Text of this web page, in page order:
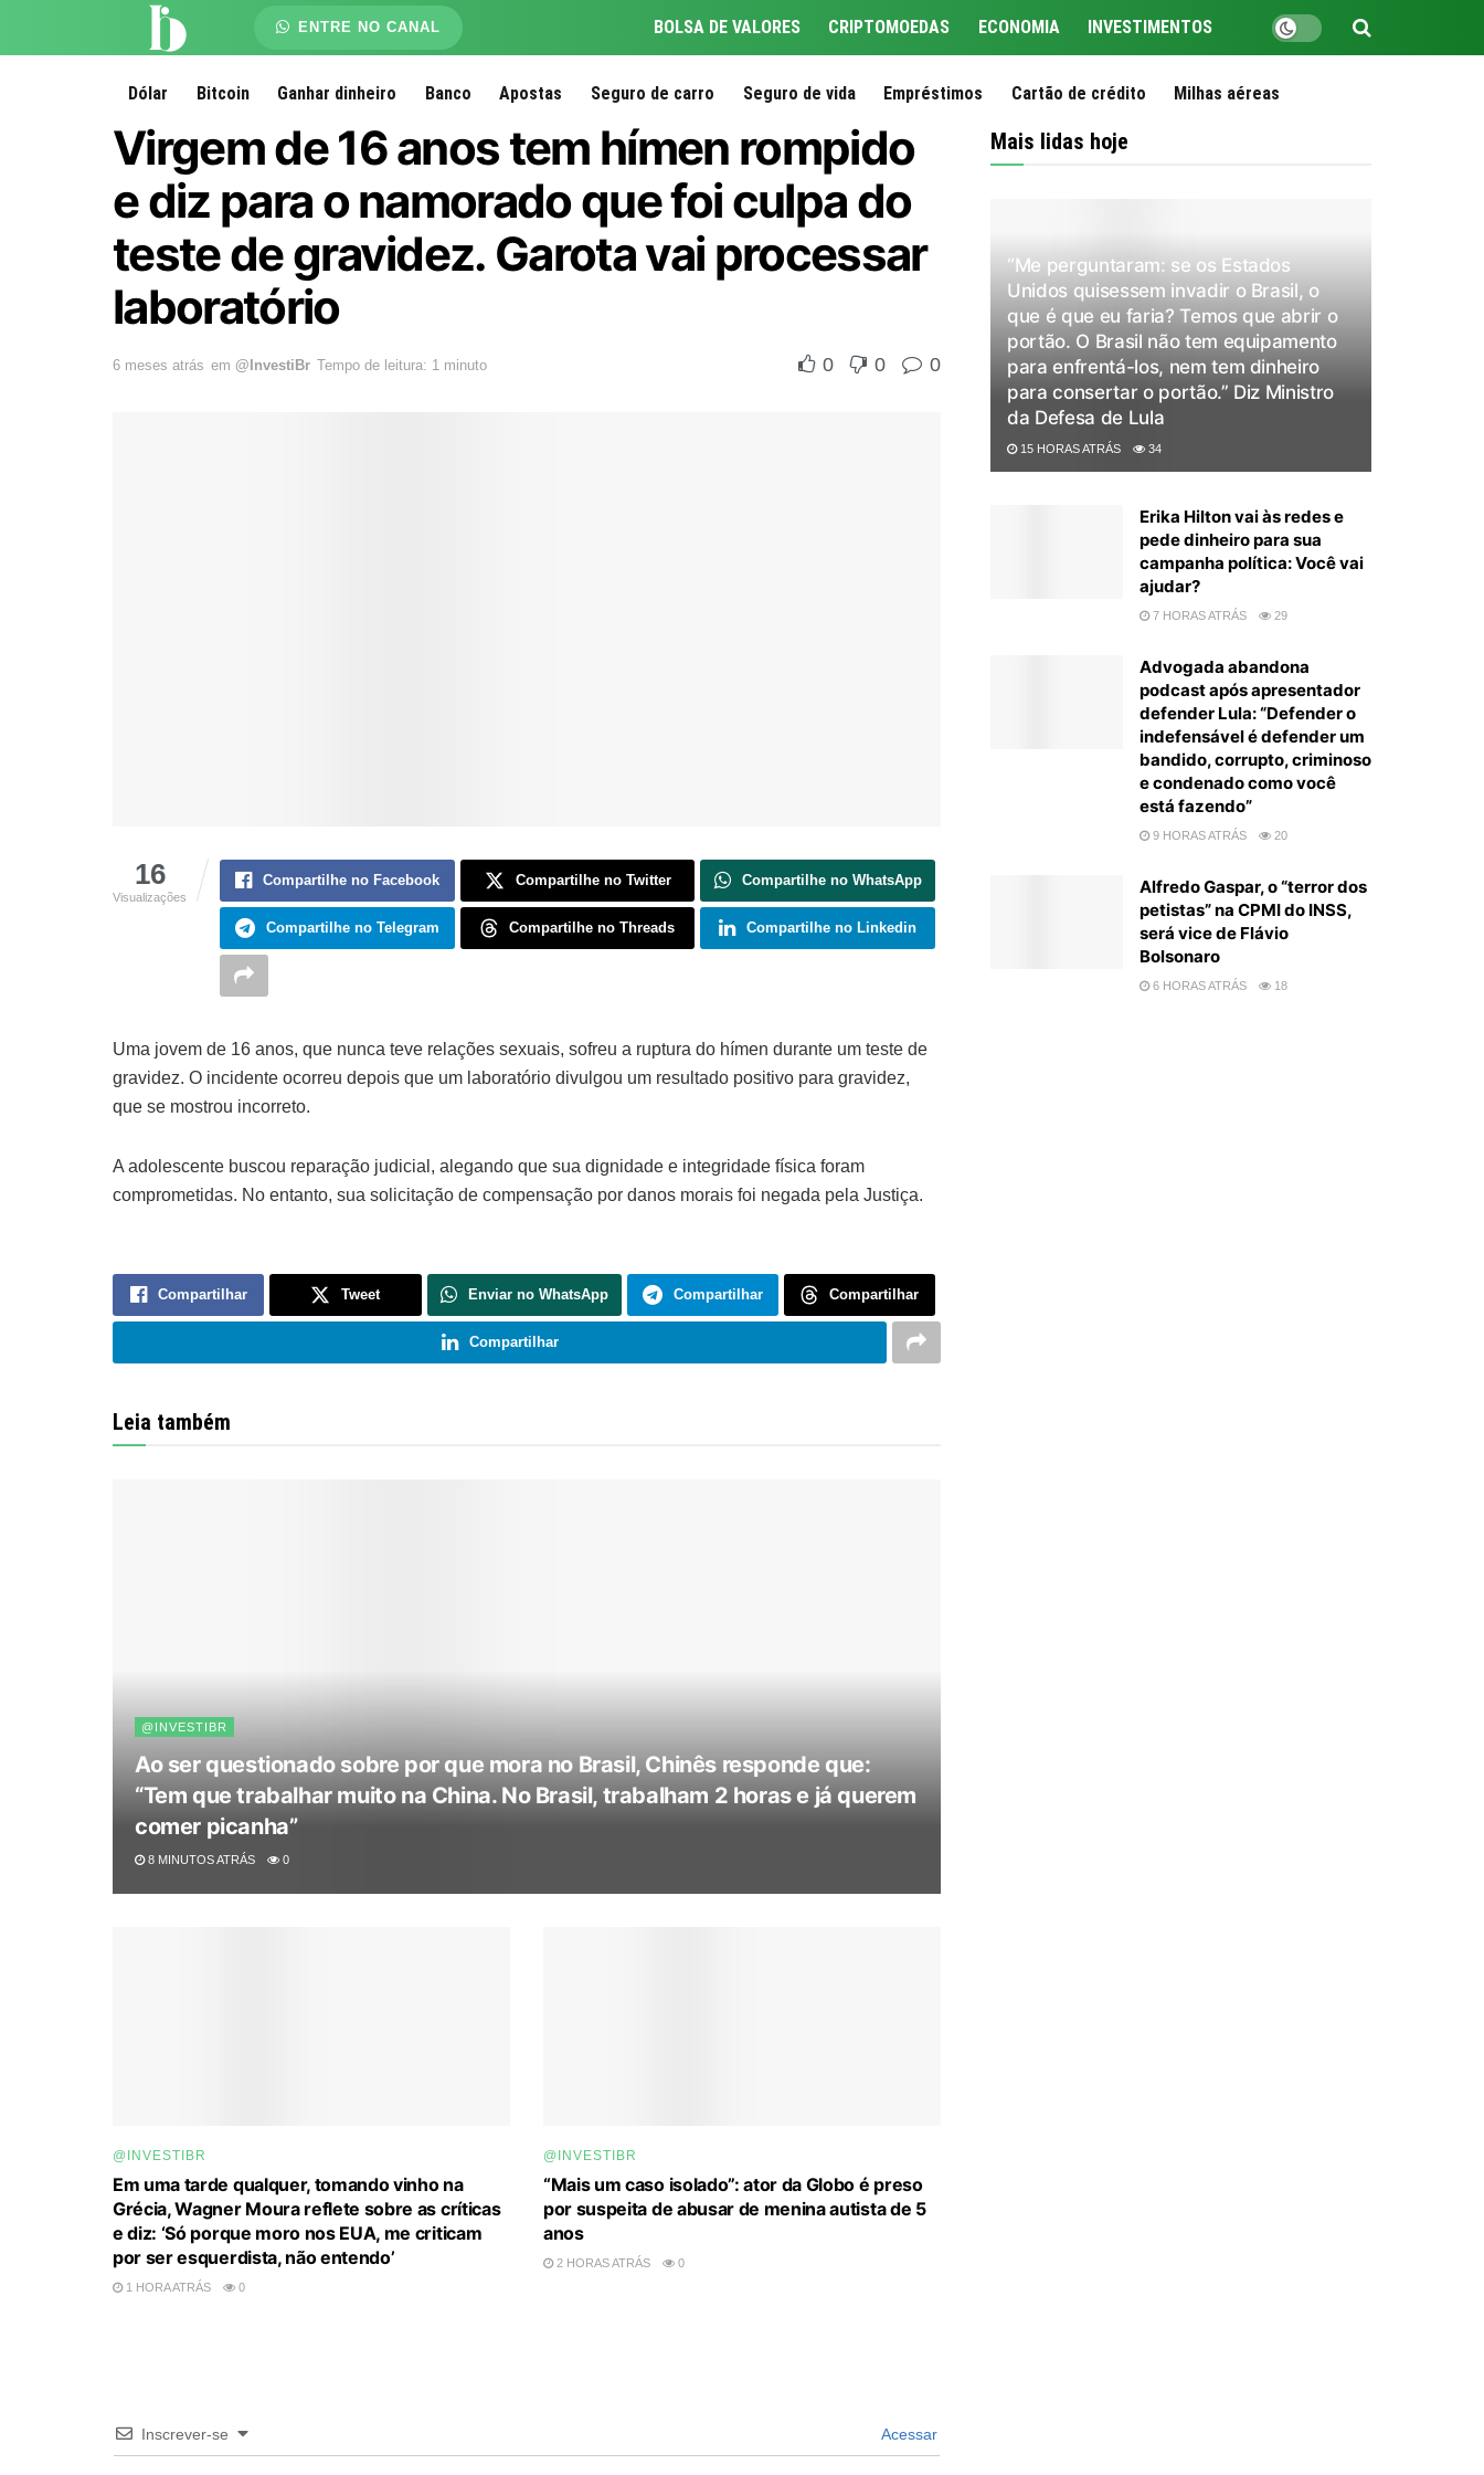
ENTRE NO CANAL BOLSA DE VALORES CRIPTOMOEDAS ECONOMIA INVESTIMENTOS
Dólar Bitcoin Ganhar dinheiro Banco Apostas Seguro de carro Seguro de vida Empréstimos Cartão de crédito Milhas aéreas
Virgem de 16 anos tem hímen rompido
e diz para o namorado que foi culpa do
teste de gravidez. Garota vai processar
laboratório
6 meses atrás em @InvestiBr Tempo de leitura: 1 minuto 0 0 0
16
Visualizações
Compartilhe no Facebook Compartilhe no Twitter Compartilhe no WhatsApp
Compartilhe no Telegram Compartilhe no Threads Compartilhe no Linkedin
Uma jovem de 16 anos, que nunca teve relações sexuais, sofreu a ruptura do hímen durante um teste de
gravidez. O incidente ocorreu depois que um laboratório divulgou um resultado positivo para gravidez,
que se mostrou incorreto.
A adolescente buscou reparação judicial, alegando que sua dignidade e integridade física foram
comprometidas. No entanto, sua solicitação de compensação por danos morais foi negada pela Justiça.
Compartilhar Tweet Enviar no WhatsApp Compartilhar Compartilhar
Compartilhar
Leia também
@INVESTIBR
Ao ser questionado sobre por que mora no Brasil, Chinês responde que:
“Tem que trabalhar muito na China. No Brasil, trabalham 2 horas e já querem
comer picanha”
8 MINUTOS ATRÁS 0
@INVESTIBR
Em uma tarde qualquer, tomando vinho na
Grécia, Wagner Moura reflete sobre as críticas
e diz: ‘Só porque moro nos EUA, me criticam
por ser esquerdista, não entendo’
1 HORA ATRÁS 0
@INVESTIBR
“Mais um caso isolado”: ator da Globo é preso
por suspeita de abusar de menina autista de 5
anos
2 HORAS ATRÁS 0
Inscrever-se Acessar
Mais lidas hoje
“Me perguntaram: se os Estados
Unidos quisessem invadir o Brasil, o
que é que eu faria? Temos que abrir o
portão. O Brasil não tem equipamento
para enfrentá-los, nem tem dinheiro
para consertar o portão.” Diz Ministro
da Defesa de Lula
15 HORAS ATRÁS 34
Erika Hilton vai às redes e
pede dinheiro para sua
campanha política: Você vai
ajudar?
7 HORAS ATRÁS 29
Advogada abandona
podcast após apresentador
defender Lula: “Defender o
indefensável é defender um
bandido, corrupto, criminoso
e condenado como você
está fazendo”
9 HORAS ATRÁS 20
Alfredo Gaspar, o “terror dos
petistas” na CPMI do INSS,
será vice de Flávio
Bolsonaro
6 HORAS ATRÁS 18